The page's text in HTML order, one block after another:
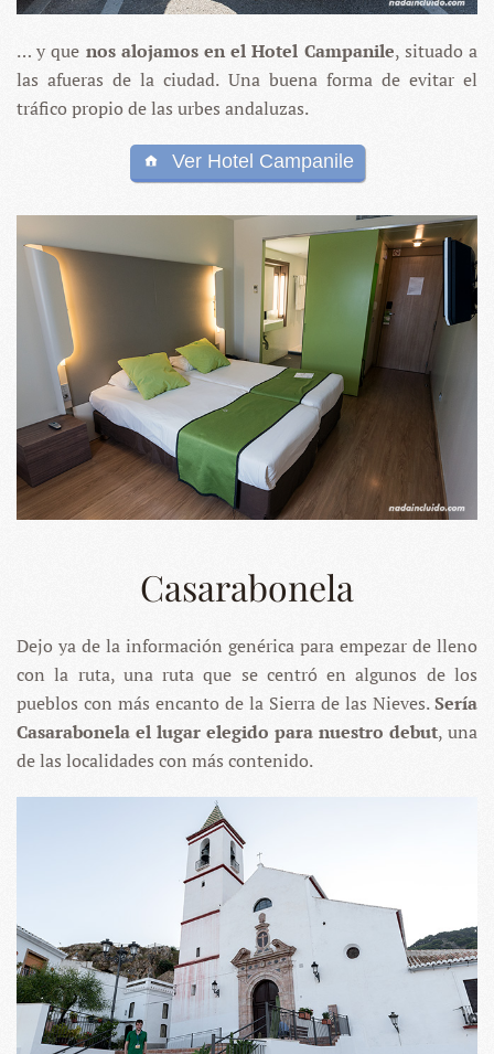
… y que nos alojamos en el Hotel Campanile, situado a
las afueras de la ciudad. Una buena forma de evitar el
tráfico propio de las urbes andaluzas.
Ver Hotel Campanile
Casarabonela
Dejo ya de la información genérica para empezar de lleno
con la ruta, una ruta que se centró en algunos de los
pueblos con más encanto de la Sierra de las Nieves.Sería
Casarabonela el lugar elegido para nuestro debut, una
de las localidades con más contenido.